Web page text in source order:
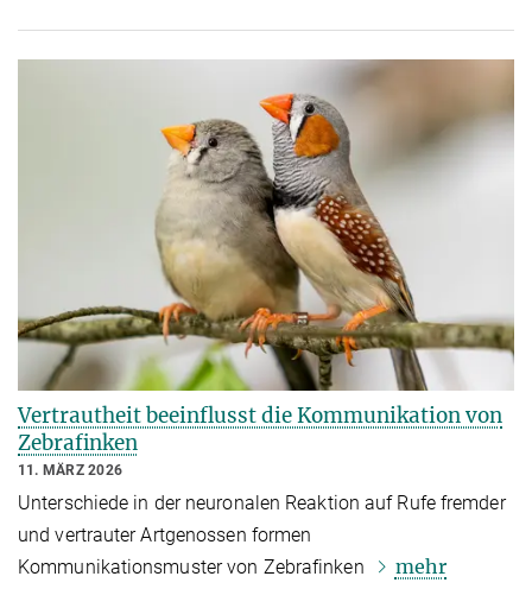
Vertrautheit beeinflusst die Kommunikation von
Zebrafinken
11. MÄRZ 2026
Unterschiede in der neuronalen Reaktion auf Rufe fremder
und vertrauter Artgenossen formen
Kommunikationsmuster von Zebrafinken
mehr